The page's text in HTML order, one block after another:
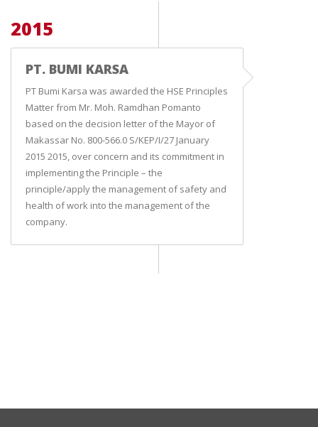
2015
PT. BUMI KARSA
PT Bumi Karsa was awarded the HSE Principles
Matter from Mr. Moh. Ramdhan Pomanto
based on the decision letter of the Mayor of
Makassar No. 800-566.0 S/KEP/I/27 January
2015 2015, over concern and its commitment in
implementing the Principle – the
principle/apply the management of safety and
health of work into the management of the
company.